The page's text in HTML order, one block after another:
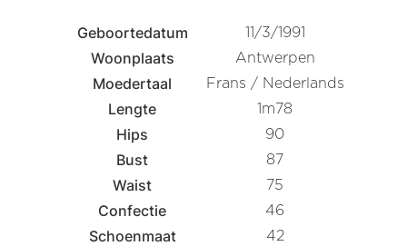
Geboortedatum 11/3/1991
Woonplaats Antwerpen
Moedertaal Frans / Nederlands
Lengte 1m78
Hips 90
Bust 87
Waist 75
Confectie 46
Schoenmaat 42